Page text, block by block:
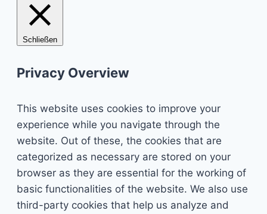
Schließen
Privacy Overview
This website uses cookies to improve your
experience while you navigate through the
website. Out of these, the cookies that are
categorized as necessary are stored on your
browser as they are essential for the working of
basic functionalities of the website. We also use
third-party cookies that help us analyze and